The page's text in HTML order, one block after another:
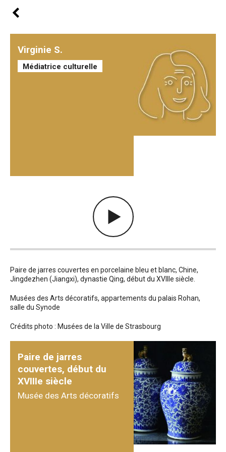
Virginie S.
Médiatrice culturelle
Paire de jarres couvertes en porcelaine bleu et blanc, Chine,
Jingdezhen (Jiangxi), dynastie Qing, début du XVIIIe siècle.
Musées des Arts décoratifs, appartements du palais Rohan,
salle du Synode
Crédits photo : Musées de la Ville de Strasbourg
Paire de jarres
couvertes, début du
XVIIIe siècle
Musée des Arts décoratifs